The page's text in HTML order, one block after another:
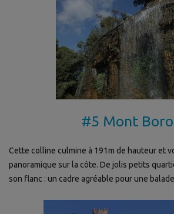
#5 Mont
Cette colline culmine à 191m de hauteur et
panoramique sur la côte. De jolis petits
son flanc : un cadre agréable pour une